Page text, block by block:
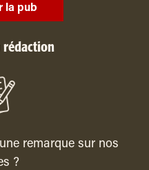
la pub
rédaction
remarque sur nos
?